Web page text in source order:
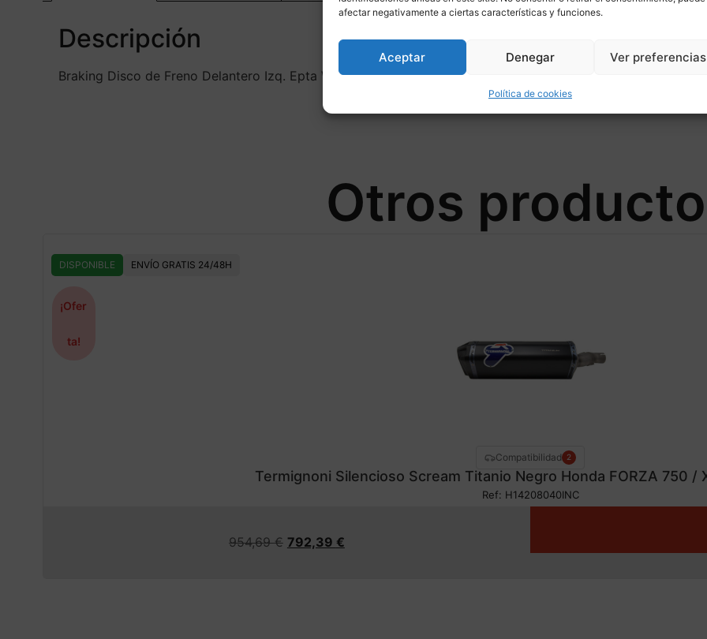
afectar negativamente a ciertas características y funciones.
Aceptar Denegar Ver preferencias
Política de cookies
Descripción
Braking Disco de Freno Delantero Izq. Epta W-FLO Ø310/94 para HONDA
Otros
DISPONIBLE ENVÍO GRATIS 24/48H
¡Ofer
ta!
Compatibilidad 2
Termignoni Silencioso Scream Titanio Negro Honda FORZA 750 /
Ref: H14208040INC
954,69€ 792,39 €